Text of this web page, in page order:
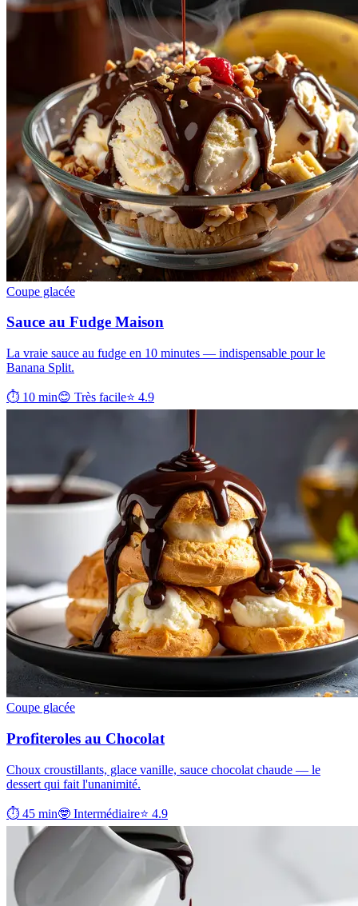
Coupe glacée
Sauce au Fudge Maison
La vraie sauce au fudge en 10 minutes — indispensable pour le
Banana Split.
⏱ 10 min😊 Très facile⭐ 4.9
Coupe glacée
Profiteroles au Chocolat
Choux croustillants, glace vanille, sauce chocolat chaude — le
dessert qui fait l'unanimité.
⏱ 45 min🤓 Intermédiaire⭐ 4.9